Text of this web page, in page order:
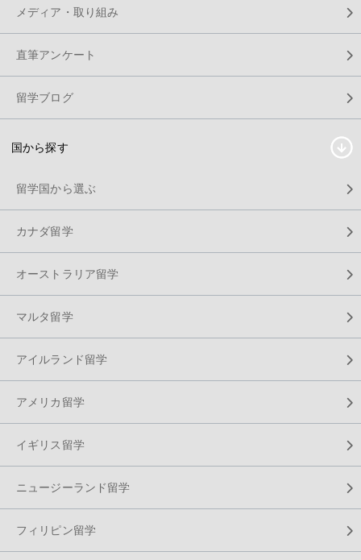
メディア・取り組み
直筆アンケート
留学ブログ
国から探す
留学国から選ぶ
カナダ留学
オーストラリア留学
マルタ留学
アイルランド留学
アメリカ留学
イギリス留学
ニュージーランド留学
フィリピン留学